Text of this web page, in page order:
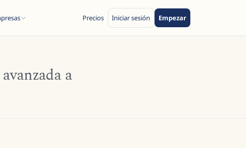
Precios Iniciar sesión Empezar
a